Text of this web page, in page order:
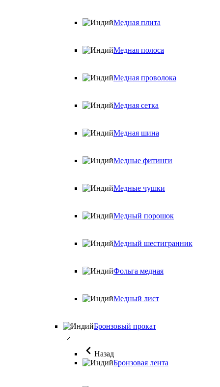
Медная плита
Медная полоса
Медная проволока
Медная сетка
Медная шина
Медные фитинги
Медные чушки
Медный порошок
Медный шестигранник
Фольга медная
Медный лист
Бронзовый прокат
Назад
Бронзовая лента